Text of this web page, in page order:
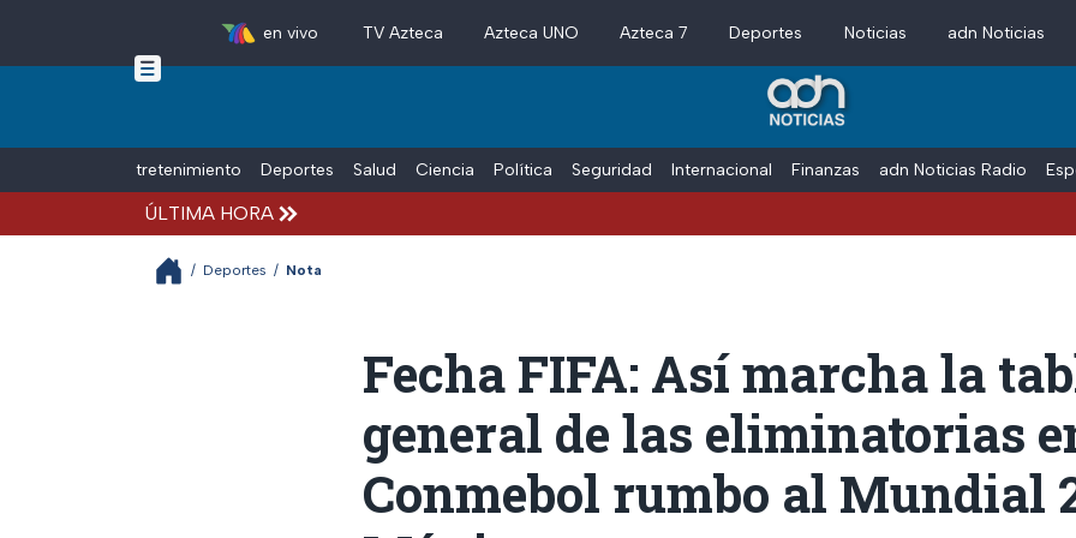
Skip to main content
en vivo TV Azteca Azteca UNO Azteca 7 Deportes Noticias adn Noticias
Entretenimiento Deportes Salud Ciencia Política Seguridad Internacional Finanzas adn Noticias Radio
ÚLTIMA HORA
/ Deportes / Nota
Fecha FIFA: Así marcha la
general de las eliminatorias
Conmebol rumbo al Mundial